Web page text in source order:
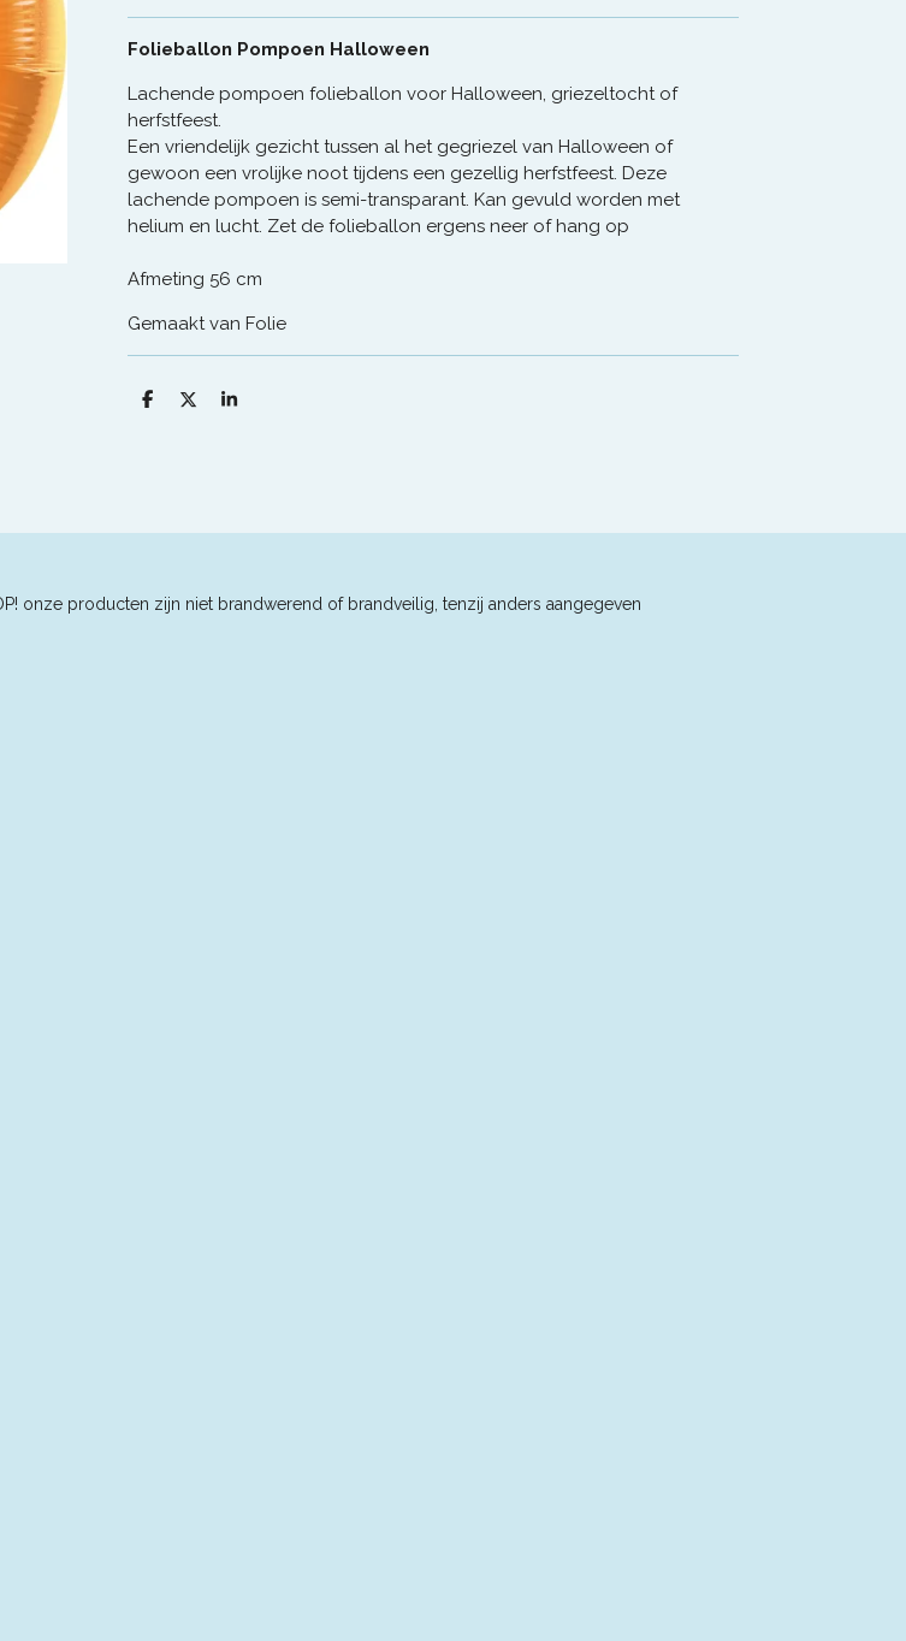
Folieballon Pompoen Halloween
Lachende pompoen folieballon voor Halloween, griezeltocht of
herfstfeest.
Een vriendelijk gezicht tussen al het gegriezel van Halloween of
gewoon een vrolijke noot tijdens een gezellig herfstfeest. Deze
lachende pompoen is semi-transparant. Kan gevuld worden met
helium en lucht. Zet de folieballon ergens neer of hang op
Afmeting 56 cm
Gemaakt van Folie
D
D
S
onze producten zijn niet brandwerend of brandveilig, tenzij anders aangegeven